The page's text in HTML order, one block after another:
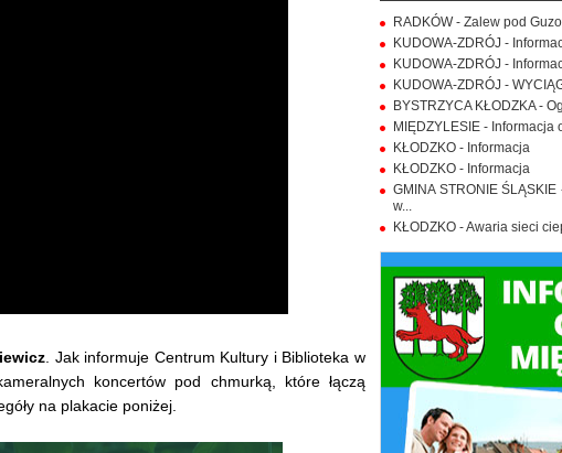
. Jak informuje Centrum Kultury i Biblioteka w
koncertów pod chmurką, które łączą
na plakacie poniżej.
RADKÓW - Zalew pod
KUDOWA-ZDRÓJ -
KUDOWA-ZDRÓJ -
KUDOWA-ZDRÓJ -
BYSTRZYCA KŁODZKA -
MIĘDZYLESIE - Informacja
KŁODZKO - Informacja
KŁODZKO - Informacja
GMINA STRONIE
w...
KŁODZKO - Awaria sieci